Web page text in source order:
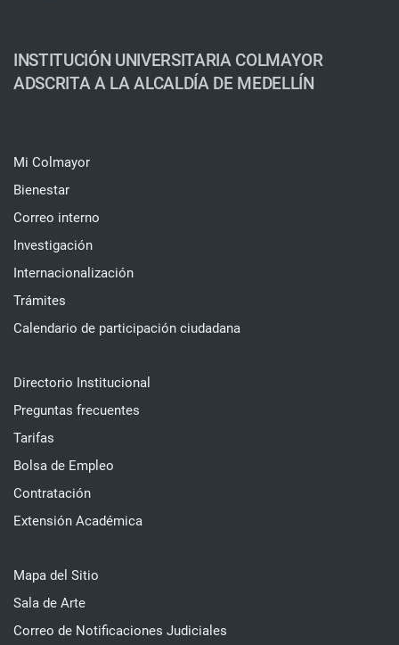
INSTITUCIÓN UNIVERSITARIA COLMAYOR
ADSCRITA A LA ALCALDÍA DE MEDELLÍN
Mi Colmayor
Bienestar
Correo interno
Investigación
Internacionalización
Trámites
Calendario de participación ciudadana
Directorio Institucional
Preguntas frecuentes
Tarifas
Bolsa de Empleo
Contratación
Extensión Académica
Mapa del Sitio
Sala de Arte
Correo de Notificaciones Judiciales